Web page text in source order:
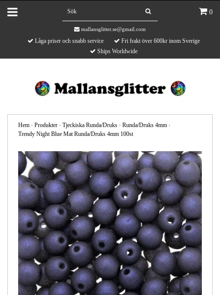
0
mallansglitter.se@gmail.com
Låga priser och snabb service
Fri frakt över 600kr inom Sverige
Ships Worldwide
Hem › Produkter › Tjeckiska Runda/Druks › Runda/Druks 4mm ›
Trendy Night Blue Mat Runda/Druks 4mm 100st